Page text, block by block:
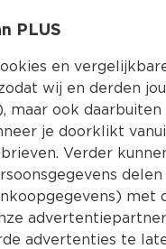
PLUS
en
wij en derden
maar ook daarbuiten
je doorklikt
Verder
met
advertenties te